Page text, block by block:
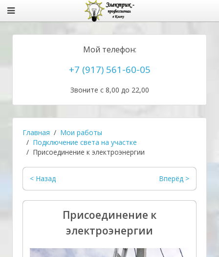
Мой телефон:
+7 (917) 561-60-05
Звоните с 8,00 до 22,00
Главная
Мои работы
Подключение света на участке
Присоединение к электроэнергии
< Назад Вперёд >
Присоединение к
электроэнергии